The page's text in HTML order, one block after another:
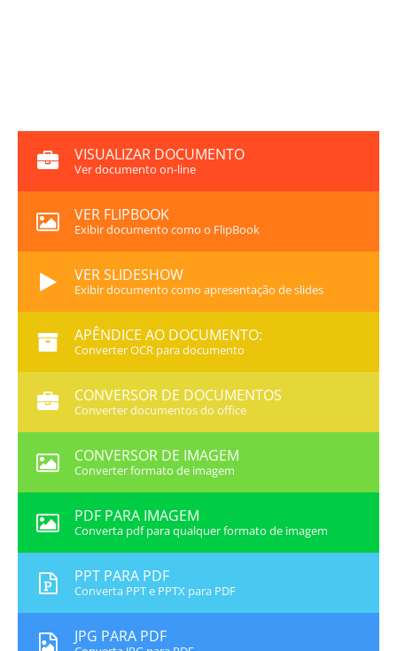
VISUALIZAR DOCUMENTO
Ver documento on-line
VER FLIPBOOK
Exibir documento como o FlipBook
VER SLIDESHOW
Exibir documento como apresentação de slides
APÊNDICE AO DOCUMENTO:
Converter OCR para documento
CONVERSOR DE DOCUMENTOS
Converter documentos do office
CONVERSOR DE IMAGEM
Converter formato de imagem
PDF PARA IMAGEM
Converta pdf para qualquer formato de imagem
PPT PARA PDF
Converta PPT e PPTX para PDF
JPG PARA PDF